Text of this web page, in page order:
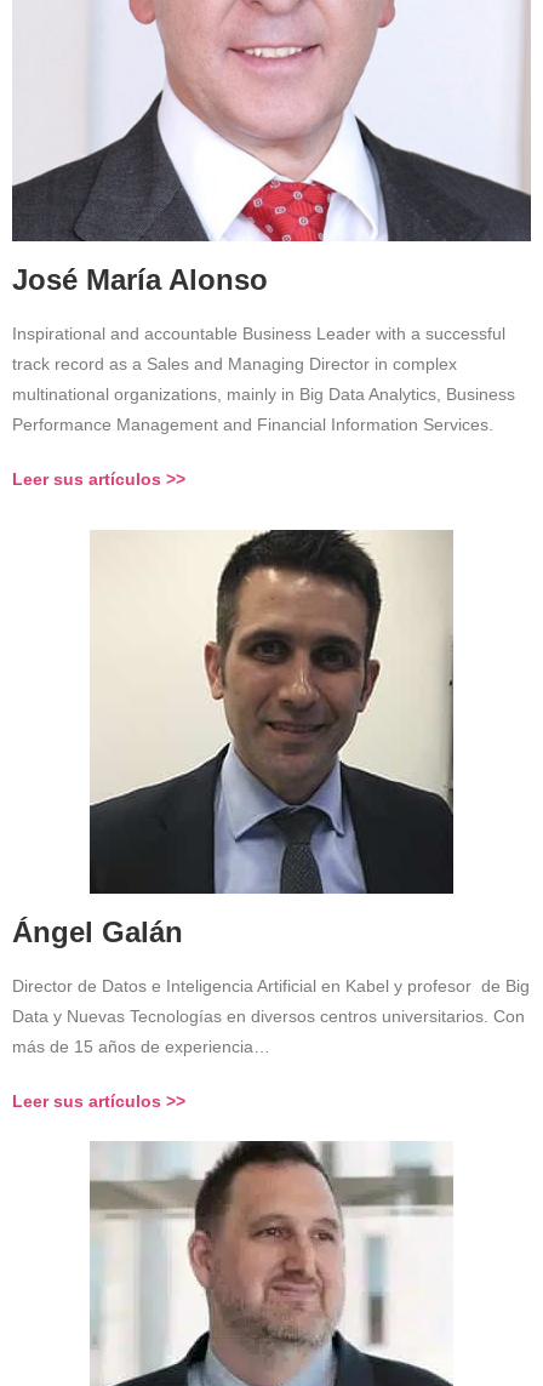
José María Alonso
Inspirational and accountable Business Leader with a successful
track record as a Sales and Managing Director in complex
multinational organizations, mainly in Big Data Analytics, Business
Performance Management and Financial Information Services.
Leer sus artículos >>
Ángel Galán
Director de Datos e Inteligencia Artificial en Kabel y profesor de Big
Data y Nuevas Tecnologías en diversos centros universitarios. Con
más de 15 años de experiencia…
Leer sus artículos >>